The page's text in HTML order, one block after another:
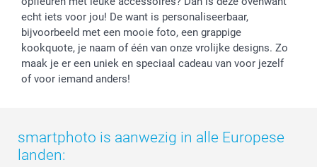
Investor Relations
Partnerships
Influencer partnerprogramma
echt iets voor jou! De want is personaliseerbaar,
bijvoorbeeld met een mooie foto, een grappige
kookquote, je naam of één van onze vrolijke designs. Zo
maak je er een uniek en speciaal cadeau van voor jezelf
of voor iemand anders!
smartphoto is aanwezig in alle Europese
landen: